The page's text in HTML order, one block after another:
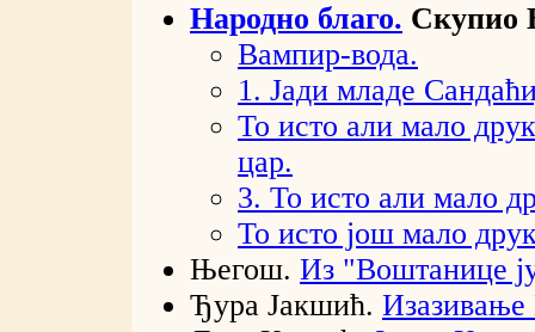
Народно благо. Скупио
Вампир-вода.
1. Јади младе
То исто али мало
цар.
3. То исто али мало
То исто још мало
Његош. Из "Воштанице
Ђура Јакшић.